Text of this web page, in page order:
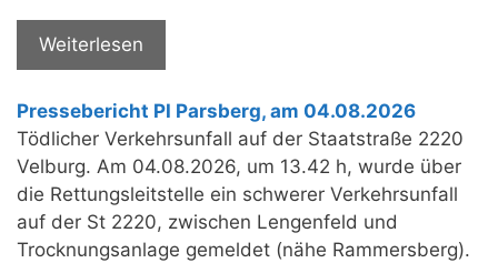
Weiterlesen
Pressebericht PI Parsberg, am 04.08.2026
Tödlicher Verkehrsunfall auf der Staatstraße 2220
Velburg. Am 04.08.2026, um 13.42 h, wurde über
die Rettungsleitstelle ein schwerer Verkehrsunfall
auf der St 2220, zwischen Lengenfeld und
Trocknungsanlage gemeldet (nähe Rammersberg).